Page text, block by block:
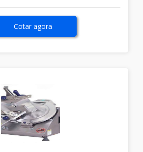
Cotar agora